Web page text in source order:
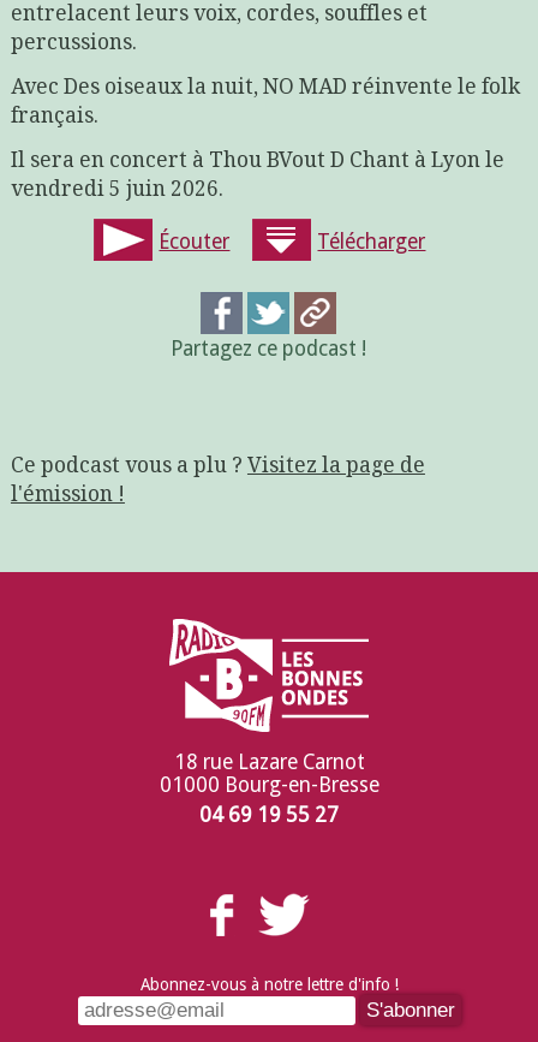
entrelacent leurs voix, cordes, souffles et
percussions.
Avec Des oiseaux la nuit, NO MAD réinvente le folk
français.
Il sera en concert à Thou BVout D Chant à Lyon le
vendredi 5 juin 2026.
Écouter Télécharger
Partagez ce podcast !
Ce podcast vous a plu ? Visitez la page de
l'émission !
18 rue Lazare Carnot
01000 Bourg-en-Bresse
04 69 19 55 27
Abonnez-vous à notre lettre d'info !